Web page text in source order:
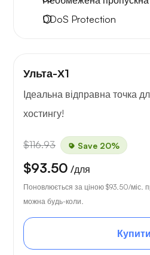
DDoS Protection
Ульта-Х1
Ідеальна відправна точка
хостингу!
$116.93 Save 20%
$93.50 /для
Поновлюється за ціною $93.50/міс.
можна будь-коли.
Купити